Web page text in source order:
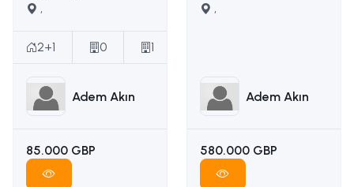
satılık daire İLETİŞİM
05338314949
,
2+1 0 1
Adem Akın
85.000 GBP
yapımına uygun
05338314949
,
Adem Akın
580.000 GBP